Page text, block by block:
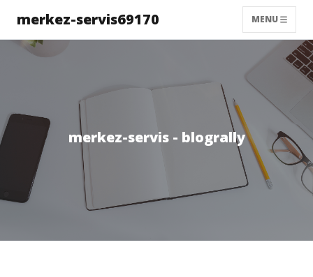
merkez-servis69170 MENU
merkez-servis - blogrally